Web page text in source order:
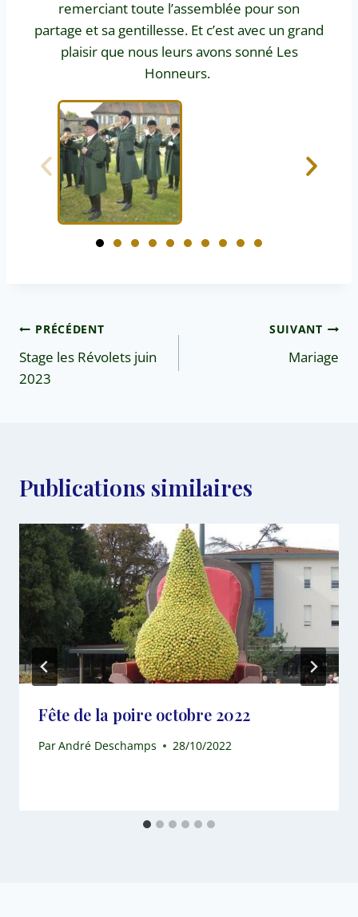
remerciant toute l’assemblée pour son
partage et sa gentillesse. Et c’est avec un grand
plaisir que nous leurs avons sonné Les
Honneurs.
PRÉCÉDENT
Stage les Révolets juin
2023
SUIVANT
Mariage
Publications similaires
Fête de la poire octobre 2022
ParAndré Deschamps 28/10/2022